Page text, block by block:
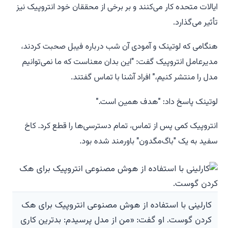
ایالات متحده کار می‌کنند و بر برخی از محققان خود انتروپیک نیز
تأثیر می‌گذارد.
هنگامی که لوتینک و آمودی آن شب درباره فیبل صحبت کردند،
مدیرعامل انتروپیک گفت: "این بدان معناست که ما نمی‌توانیم
مدل را منتشر کنیم،" افراد آشنا با تماس گفتند.
لوتینک پاسخ داد: "هدف همین است."
انتروپیک کمی پس از تماس، تمام دسترسی‌ها را قطع کرد. کاخ
سفید به یک "باگ‌مگدون" باورمند شده بود.
کارلینی با استفاده از هوش مصنوعی انتروپیک برای هک
کردن گوست. او گفت: «من از مدل پرسیدم: بدترین کاری